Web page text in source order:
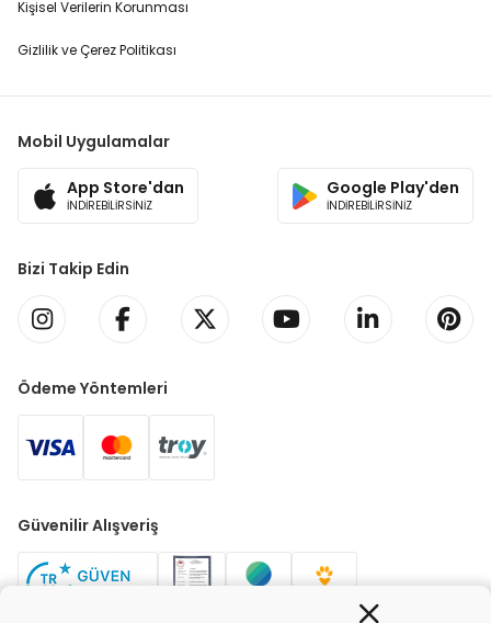
Kişisel Verilerin Korunması
Gizlilik ve Çerez Politikası
Mobil Uygulamalar
App Store'dan
İNDİREBİLİRSİNİZ
Google Play'den
İNDİREBİLİRSİNİZ
Bizi Takip Edin
Ödeme Yöntemleri
Güvenilir Alışveriş